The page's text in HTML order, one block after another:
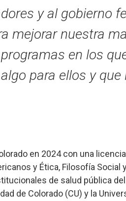
y al gobierno
mejorar nuestra
en los
para ellos y que
en 2024 con una
y Ética, Filosofía Social
de salud pública
de Colorado (CU) y la